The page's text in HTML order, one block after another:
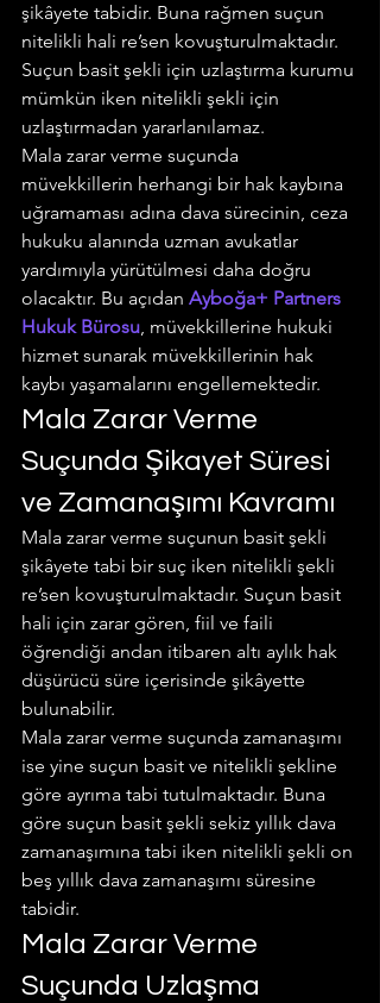
şikâyete tabidir. Buna rağmen suçun
nitelikli hali re’sen kovuşturulmaktadır.
Suçun basit şekli için uzlaştırma kurumu
mümkün iken nitelikli şekli için
uzlaştırmadan yararlanılamaz.
Mala zarar verme suçunda
müvekkillerin herhangi bir hak kaybına
uğramaması adına dava sürecinin, ceza
hukuku alanında uzman avukatlar
yardımıyla yürütülmesi daha doğru
olacaktır. Bu açıdan Ayboğa+ Partners
Hukuk Bürosu, müvekkillerine hukuki
hizmet sunarak müvekkillerinin hak
kaybı yaşamalarını engellemektedir.
Mala Zarar Verme
Suçunda Şikayet Süresi
ve Zamanaşımı Kavramı
Mala zarar verme suçunun basit şekli
şikâyete tabi bir suç iken nitelikli şekli
re’sen kovuşturulmaktadır. Suçun basit
hali için zarar gören, fiil ve faili
öğrendiği andan itibaren altı aylık hak
düşürücü süre içerisinde şikâyette
bulunabilir.
Mala zarar verme suçunda zamanaşımı
ise yine suçun basit ve nitelikli şekline
göre ayrıma tabi tutulmaktadır. Buna
göre suçun basit şekli sekiz yıllık dava
zamanaşımına tabi iken nitelikli şekli on
beş yıllık dava zamanaşımı süresine
tabidir.
Mala Zarar Verme
Suçunda Uzlaşma